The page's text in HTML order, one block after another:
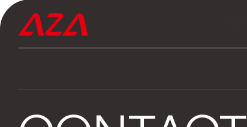
パスワード: